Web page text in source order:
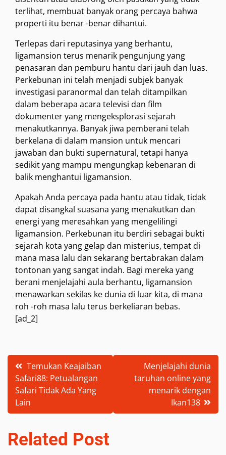
terlihat, membuat banyak orang percaya bahwa
properti itu benar -benar dihantui.
Terlepas dari reputasinya yang berhantu,
ligamansion terus menarik pengunjung yang
penasaran dan pemburu hantu dari jauh dan luas.
Perkebunan ini telah menjadi subjek banyak
investigasi paranormal dan telah ditampilkan
dalam beberapa acara televisi dan film
dokumenter yang mengeksplorasi sejarah
menakutkannya. Banyak jiwa pemberani telah
berkelana di dalam mansion untuk mencari
jawaban dan bukti supernatural, tetapi hanya
sedikit yang mampu mengungkap kebenaran di
balik menghantui ligamansion.
Apakah Anda percaya pada hantu atau tidak, tidak
dapat disangkal suasana yang menakutkan dan
energi yang meresahkan yang mengelilingi
ligamansion. Perkebunan itu berdiri sebagai bukti
sejarah kota yang gelap dan misterius, tempat di
mana masa lalu dan sekarang bertabrakan dalam
tontonan yang sangat indah. Bagi mereka yang
berani menjelajahi aula berhantu, ligamansion
menawarkan sekilas ke dunia di luar kita, di mana
roh -roh masa lalu terus berkeliaran bebas.
[ad_2]
Post
navigation
Temukan Keajaiban
Safari88: Petualangan
Safari Tidak Ada Yang
Lain
Menjelajahi dunia
taruhan online yang
menarik dengan
Ikan138
Related Post